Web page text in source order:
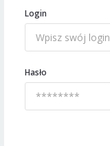
Login
Hasło